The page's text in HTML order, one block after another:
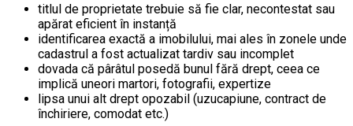
titlul de proprietate trebuie să fie clar, necontestat sau
apărat eficient în instanță
identificarea exactă a imobilului, mai ales în zonele unde
cadastrul a fost actualizat tardiv sau incomplet
dovada că pârâtul posedă bunul fără drept, ceea ce
implică uneori martori, fotografii, expertize
lipsa unui alt drept opozabil (uzucapiune, contract de
închiriere, comodat etc.)